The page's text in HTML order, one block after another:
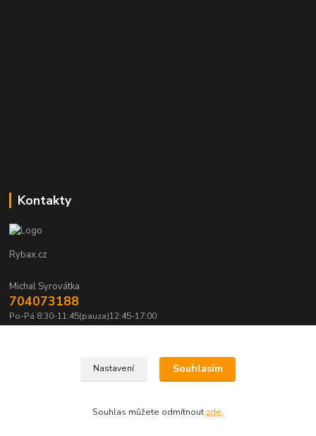
Kontakty
Rybax.cz
Michal Syrovátka
704073188
Po-Pá 8:30-11:45(pauza)12:45-17:00
Nastavení Souhlasím
Souhlas můžete odmítnout zde.